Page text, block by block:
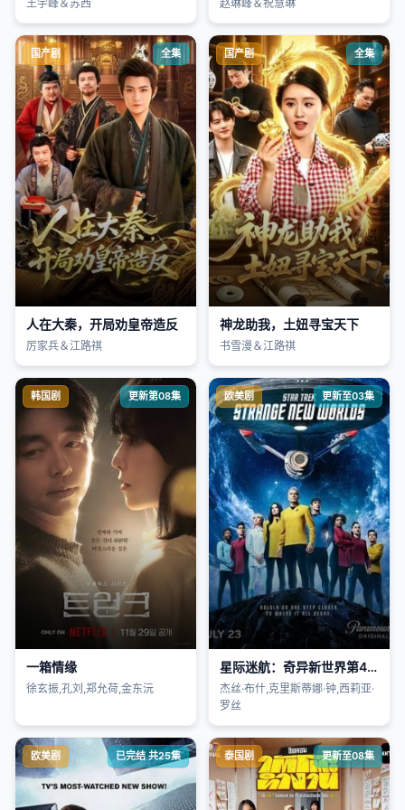
王宇峰＆苏西 赵琳峰＆祝慧琳
国产剧 全集
人在大秦，开局劝皇帝造反
厉家兵＆江路祺
国产剧 全集
神龙助我，土妞寻宝天下
书雪漫＆江路祺
韩国剧 更新第08集
一箱情缘
徐玄振,孔刘,郑允荷,金东沅
欧美剧 更新至03集
星际迷航：奇异新世界第4季
杰丝·布什,克里斯蒂娜·钟,西莉亚·
罗丝
欧美剧 已完结 共25集 泰国剧 更新至08集